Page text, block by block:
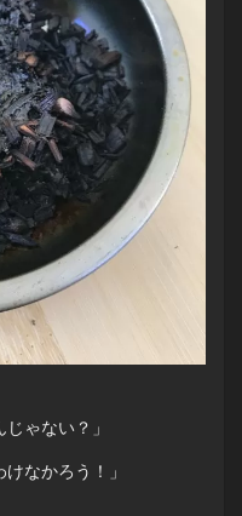
ゃない？」
なかろう！」